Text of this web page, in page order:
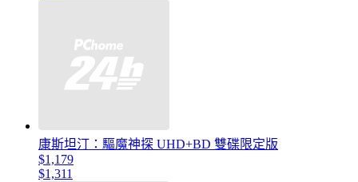
康斯坦汀：驅魔神探 UHD+BD 雙碟限定版
$1,179
$1,311